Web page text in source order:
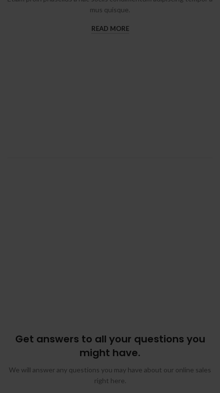
mus quisque.
READ MORE
Get answers to all your questions you
might have.
We will answer any questions you may have about our online sales
right here.